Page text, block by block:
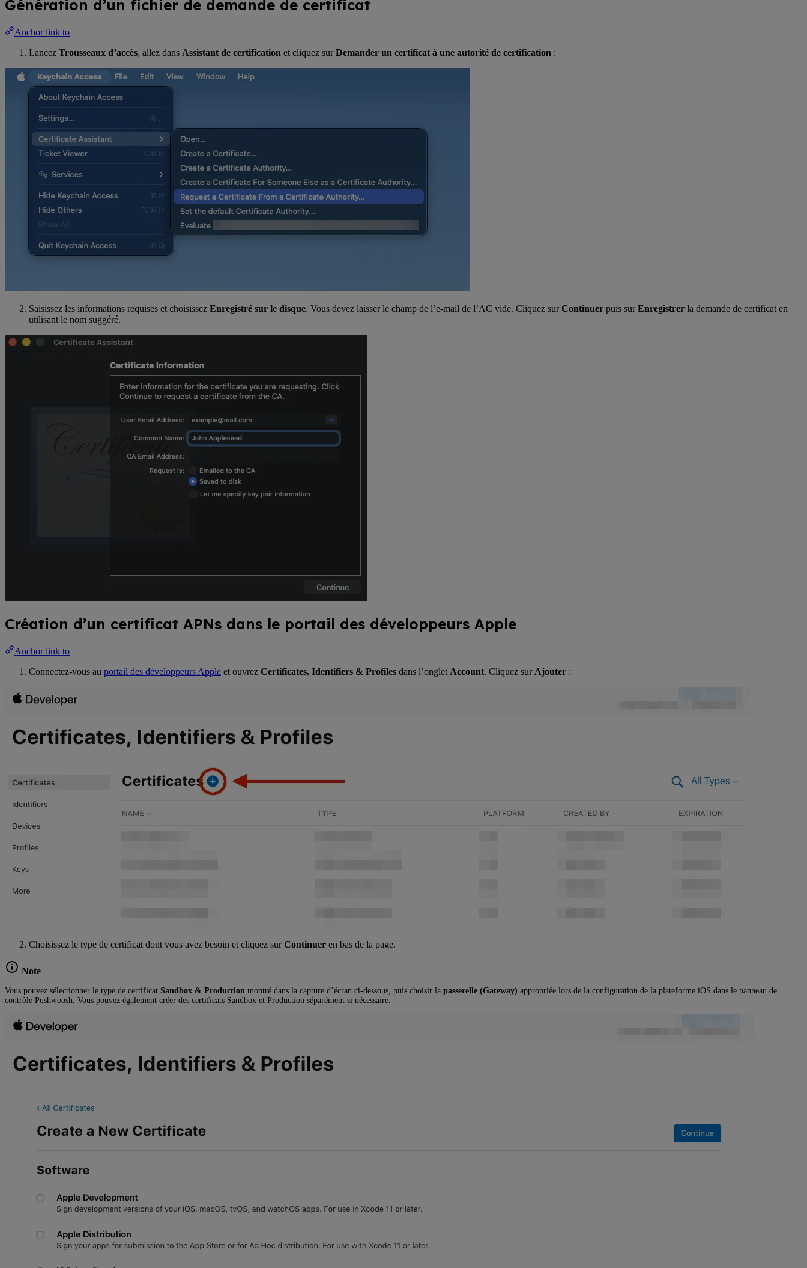
Génération d’un fichier de demande de certificat
Anchor link to
Lancez Trousseaux d’accès, allez dans Assistant de certification et cliquez surDemander un certificat à une autorité de certification :
Saisissez les informations requises et choisissez Enregistré sur le disque. Vous devez laisser le champ de l’e-mail de l’AC vide. Cliquez surContinuer puis surEnregistrer la demande de certificat en
utilisant le nom suggéré.
Création d’un certificat APNs dans le portail des développeurs Apple
Anchor link to
Connectez-vous au portail des développeurs Apple et ouvrez Certificates, Identifiers & Profiles dans l’onglet Account. Cliquez sur Ajouter :
Choisissez le type de certificat dont vous avez besoin et cliquez surContinuer en bas de la page.
Note
Vous pouvez sélectionner le type de certificat Sandbox & Production montré dans la capture d’écran ci-dessous, puis choisir la passerelle (Gateway) appropriée lors de la configuration de la plateforme iOS dans le panneau de
contrôle Pushwoosh. Vous pouvez également créer des certificats Sandbox et Production séparément si nécessaire.